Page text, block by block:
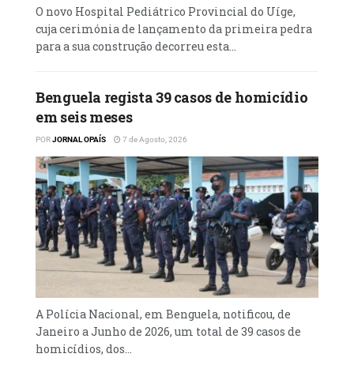
caso, ocorrido no momento em que este
encontrava-se a comercializar bilhetes de
uma festa, sendo que, de acordo com o
bombeiros, passou a organizar eventos a
nível daquele município.
vender alguns convites meus, da festa que
eu tenho organizado, ali aconteceu um
acidente de algumas coisas que estavam ao
lado, então, fui detido e me trouxeram até
aqui”, afirmou.
‎Quando questionado sobre os motivos que o
fizeram abandonar a corporação, o suspeito
alegou que também desconhecia tais
factores que lhe motivaram a tomar a
O novo Hospital Pediátrico Provincial do Uíge,
cuja cerimónia de lançamento da primeira pedra
para a sua construção decorreu esta...
Benguela regista 39 casos de homicídio
em seis meses
PORJORNAL OPAÍS 7 de Agosto, 2026
A Polícia Nacional, em Benguela, notificou, de
Janeiro a Junho de 2026, um total de 39 casos de
homicídios, dos...